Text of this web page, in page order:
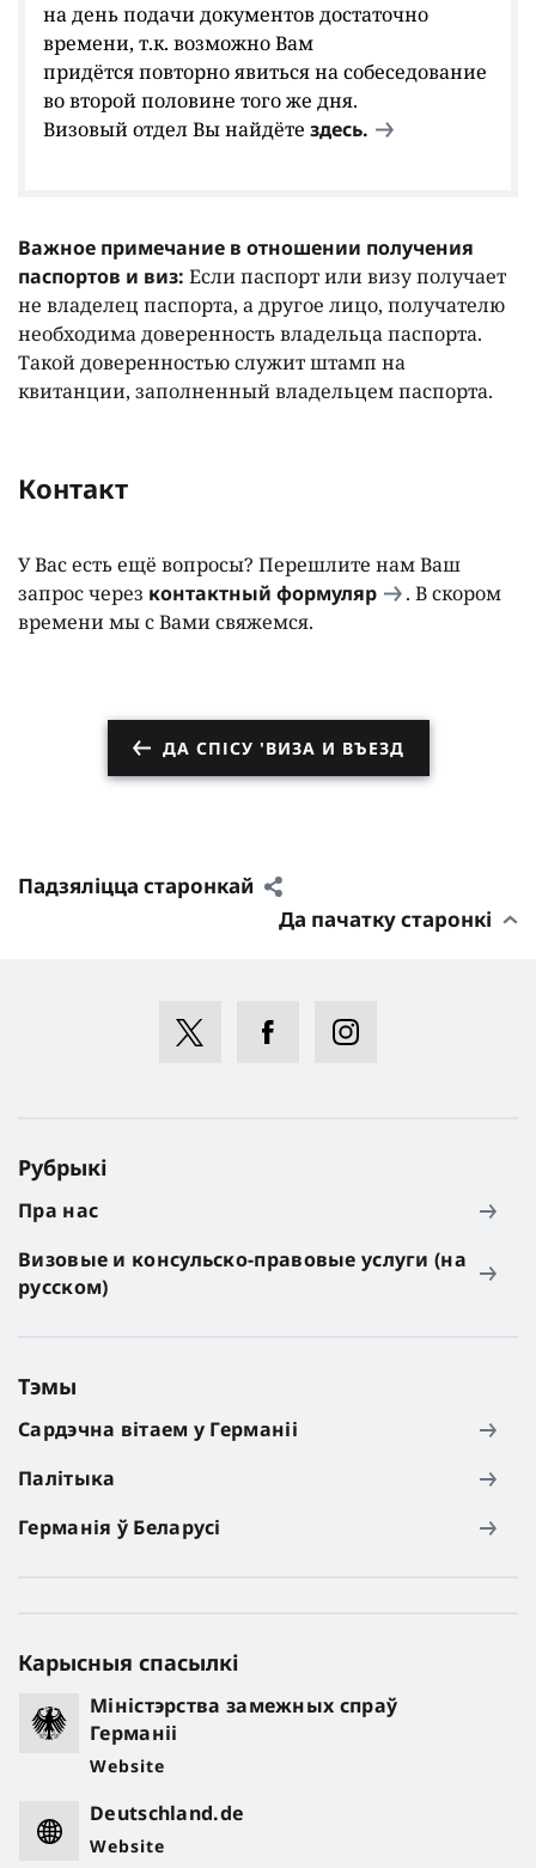
на день подачи документов достаточно
времени, т.к. возможно Вам
придётся повторно явиться на собеседование
во второй половине того же дня.
Визовый отдел Вы найдёте здесь.
Важное примечание в отношении получения
паспортов и виз: Если паспорт или визу получает
не владелец паспорта, а другое лицо, получателю
необходима доверенность владельца паспорта.
Такой доверенностью служит штамп на
квитанции, заполненный владельцем паспорта.
Контакт
У Вас есть ещё вопросы? Перешлите нам Ваш
запрос через контактный формуляр
. В скором
времени мы с Вами свяжемся.
ДА СПІСУ 'ВИЗА И ВЪЕЗД
Падзяліцца старонкай
Да пачатку старонкі
Рубрыкі
Пра нас
Визовые и консульско-правовые услуги (на
русском)
Тэмы
Сардэчна вітаем у Германіі
Палітыка
Германія ў Беларусі
Карысныя спасылкі
Міністэрства замежных спраў
Германіі
Website
Deutschland.de
Website